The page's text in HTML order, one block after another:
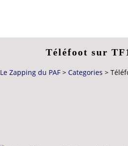
Téléfoot sur
Le Zapping du PAF > Categories >